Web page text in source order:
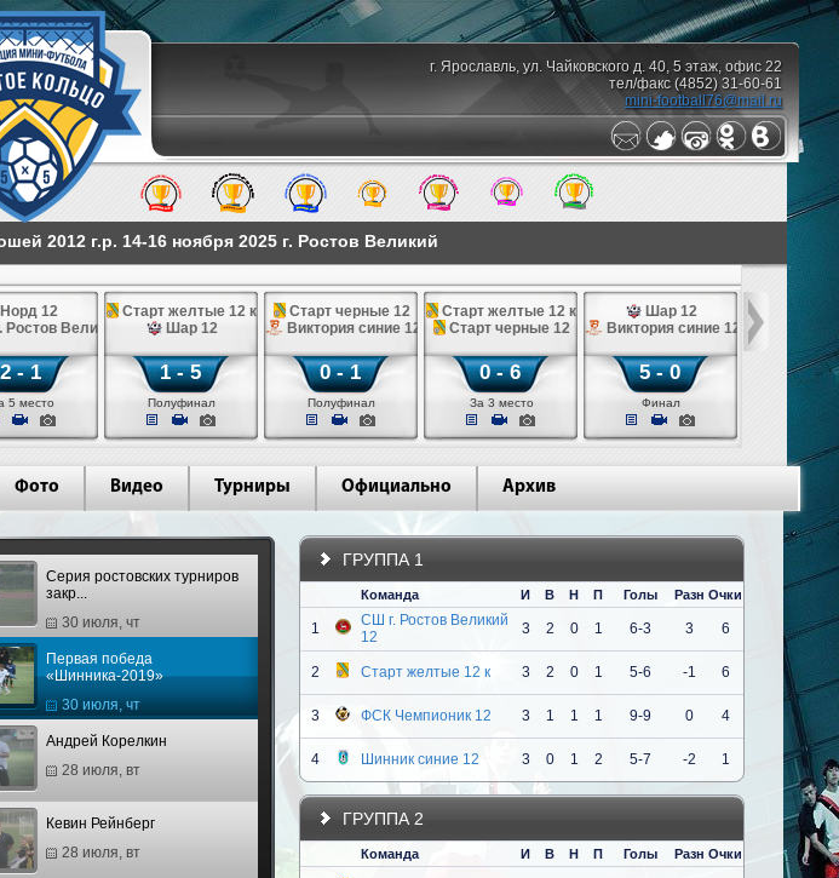
г. Ярославль, ул. Чайковского д. 40, 5 этаж, офис 22
тел/факс (4852) 31-60-61
mini-football76@mail.ru
2012 г.р. 14-16 ноября 2025 г. Ростов Великий
Норд 12
Великий 12
2 - 1
5 место
Старт желтые 12 к
Шар 12
1 - 5
Полуфинал
Старт черные 12
Виктория синие 12
0 - 1
Полуфинал
Старт желтые 12 к
Старт черные 12
0 - 6
За 3 место
Шар 12
Виктория синие 12
5 - 0
Финал
Фото Видео Турниры Официально Архив
Серия ростовских турниров
закр...
30 июля, чт
Первая победа
«Шинника-2019»
30 июля, чт
Андрей Корелкин
28 июля, вт
Кевин Рейнберг
28 июля, вт
ГРУППА 1
Команда И В Н П Голы Разн Очки
1
СШ г. Ростов Великий
12
3 2 0 1 6-3 3 6
2 Старт желтые 12 к 3 2 0 1 5-6 -1 6
3 ФСК Чемпионик 12 3 1 1 1 9-9 0 4
4 Шинник синие 12 3 0 1 2 5-7 -2 1
ГРУППА 2
Команда И В Н П Голы Разн Очки